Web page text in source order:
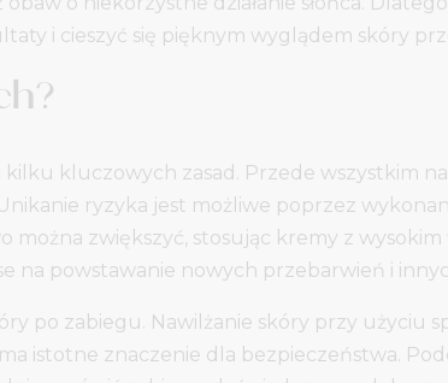
i cieszyć się pięknym wyglądem skóry
kluczowych zasad. Przede wszystkim
ryzyka jest możliwe poprzez
zwiększyć, stosując kremy z
na powstawanie nowych przebarwień i
po zabiegu. Nawilżanie skóry przy użyciu
istotne znaczenie dla bezpieczeństwa.